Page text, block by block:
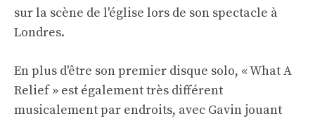
sur la scène de l'église lors de son spectacle à
Londres.
En plus d'être son premier disque solo, « What A
Relief » est également très différent
musicalement par endroits, avec Gavin jouant